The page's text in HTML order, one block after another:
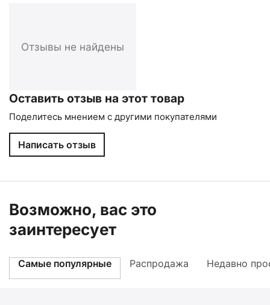
Отзывы не найдены
Оставить отзыв на этот товар
Поделитесь мнением с другими покупателями
Написать отзыв
Возможно, вас это
заинтересует
Самые популярные Распродажа Недавно